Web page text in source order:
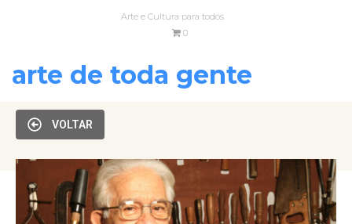
Arte e Cultura para todos
0
arte de toda gente
VOLTAR